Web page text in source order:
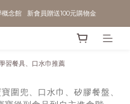
念館   新會員贈送100元購物金
兜、口水巾、矽膠餐盤、